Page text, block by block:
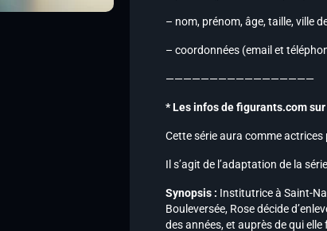
– nom, prénom, âge, taille, ville
– coordonnées (email et
—————————————————
* Les infos de figurants.com
Cette série aura comme
Il s’agit de l’adaptation de la
Synopsis : Institutrice à Saint-
Bouleversée, Rose décide
des années, et auprès de qui